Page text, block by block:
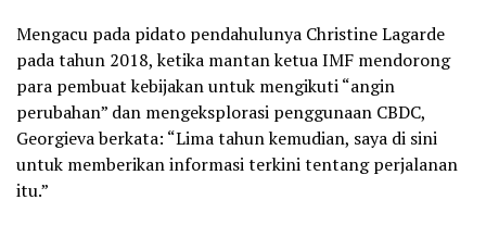
Mengacu pada pidato pendahulunya Christine Lagarde
pada tahun 2018, ketika mantan ketua IMF mendorong
para pembuat kebijakan untuk mengikuti “angin
perubahan” dan mengeksplorasi penggunaan CBDC,
Georgieva berkata: “Lima tahun kemudian, saya di sini
untuk memberikan informasi terkini tentang perjalanan
itu.”